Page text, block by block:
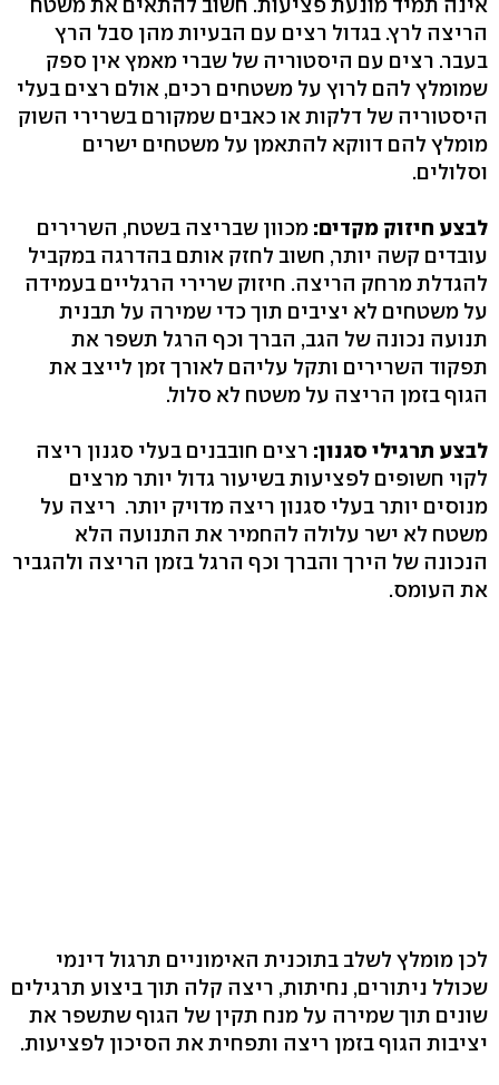
הריצה לרץ. בגדול רצים עם הבעיות מהן סבל הרץ
בעבר. רצים עם היסטוריה של שברי מאמץ אין ספק
שמומלץ להם לרוץ על משטחים רכים, אולם רצים בעלי
היסטוריה של דלקות או כאבים שמקורם בשרירי השוק
מומלץ להם דווקא להתאמן על משטחים ישרים
וסלולים.
לבצע חיזוק מקדים: מכוון שבריצה בשטח, השרירים
עובדים קשה יותר, חשוב לחזק אותם בהדרגה במקביל
להגדלת מרחק הריצה. חיזוק שרירי הרגליים בעמידה
על משטחים לא יציבים תוך כדי שמירה על תבנית
תנועה נכונה של הגב, הברך וכף הרגל תשפר את
תפקוד השרירים ותקל עליהם לאורך זמן לייצב את
הגוף בזמן הריצה על משטח לא סלול.
לבצע תרגילי סגנון: רצים חובבנים בעלי סגנון ריצה
לקוי חשופים לפציעות בשיעור גדול יותר מרצים
מנוסים יותר בעלי סגנון ריצה מדויק יותר. ריצה על
משטח לא ישר עלולה להחמיר את התנועה הלא
הנכונה של הירך והברך וכף הרגל בזמן הריצה ולהגביר
את העומס.
לכן מומלץ לשלב בתוכנית האימוניים תרגול דינמי
שכולל ניתורים, נחיתות, ריצה קלה תוך ביצוע תרגילים
שונים תוך שמירה על מנח תקין של הגוף שתשפר את
יציבות הגוף בזמן ריצה ותפחית את הסיכון לפציעות.